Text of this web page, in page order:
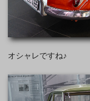
オシャレですね♪